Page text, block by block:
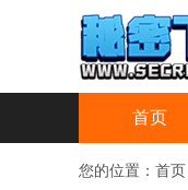
首页
您的位置： 首页